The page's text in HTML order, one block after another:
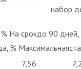
набор
На срокдо 90
%
7,56 7,2